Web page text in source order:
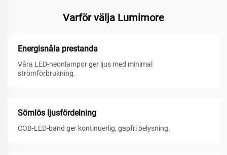
Varför välja Lumimore
Energisnåla prestanda
Våra LED-neonlampor ger ljus med minimal
strömförbrukning.
Sömlös ljusfördelning
COB-LED-band ger kontinuerlig, gapfri belysning.